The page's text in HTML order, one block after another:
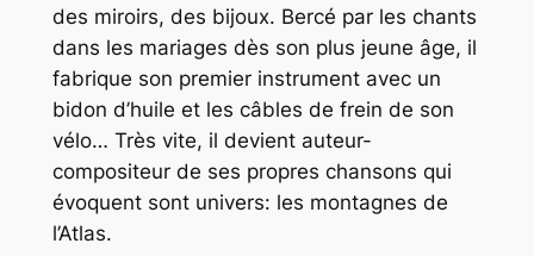
des miroirs, des bijoux. Bercé par les chants
dans les mariages dès son plus jeune âge, il
fabrique son premier instrument avec un
bidon d’huile et les câbles de frein de son
vélo… Très vite, il devient auteur-
compositeur de ses propres chansons qui
évoquent sont univers: les montagnes de
l’Atlas.